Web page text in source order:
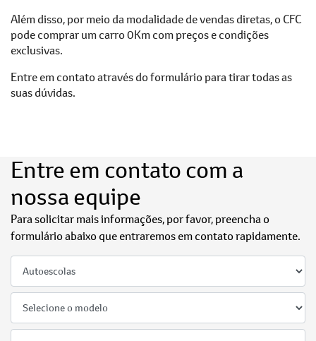
Além disso, por meio da modalidade de vendas diretas, o CFC
pode comprar um carro 0Km com preços e condições
exclusivas.
Entre em contato através do formulário para tirar todas as
suas dúvidas.
Entre em contato com a
nossa equipe
Para solicitar mais informações, por favor, preencha o
formulário abaixo que entraremos em contato rapidamente.